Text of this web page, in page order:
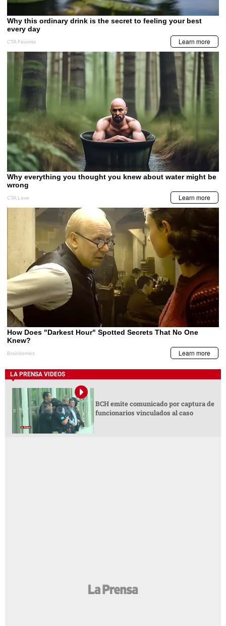
LA PRENSA VIDEOS
BCH emite comunicado por captura de
funcionarios vinculados al caso